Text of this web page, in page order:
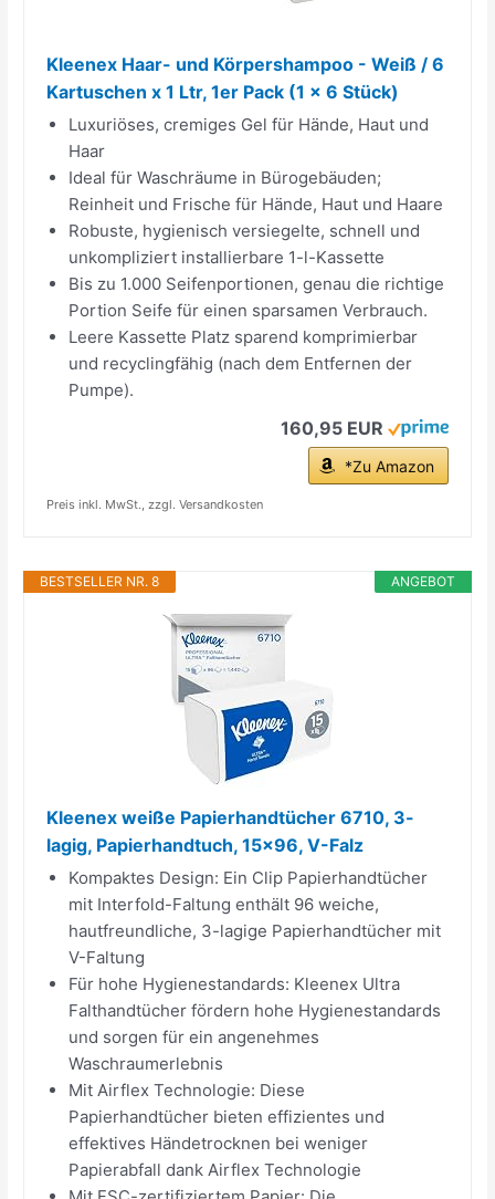
Kleenex Haar- und Körpershampoo - Weiß / 6
Kartuschen x 1 Ltr, 1er Pack (1 x 6 Stück)
Luxuriöses, cremiges Gel für Hände, Haut und
Haar
Ideal für Waschräume in Bürogebäuden;
Reinheit und Frische für Hände, Haut und Haare
Robuste, hygienisch versiegelte, schnell und
unkompliziert installierbare 1-l-Kassette
Bis zu 1.000 Seifenportionen, genau die richtige
Portion Seife für einen sparsamen Verbrauch.
Leere Kassette Platz sparend komprimierbar
und recyclingfähig (nach dem Entfernen der
Pumpe).
160,95 EUR
*Zu Amazon
Preis inkl. MwSt., zzgl. Versandkosten
ANGEBOT
BESTSELLER NR. 8
Kleenex weiße Papierhandtücher 6710, 3-
lagig, Papierhandtuch, 15x96, V-Falz
Kompaktes Design: Ein Clip Papierhandtücher
mit Interfold-Faltung enthält 96 weiche,
hautfreundliche, 3-lagige Papierhandtücher mit
V-Faltung
Für hohe Hygienestandards: Kleenex Ultra
Falthandtücher fördern hohe Hygienestandards
und sorgen für ein angenehmes
Waschraumerlebnis
Mit Airflex Technologie: Diese
Papierhandtücher bieten effizientes und
effektives Händetrocknen bei weniger
Papierabfall dank Airflex Technologie